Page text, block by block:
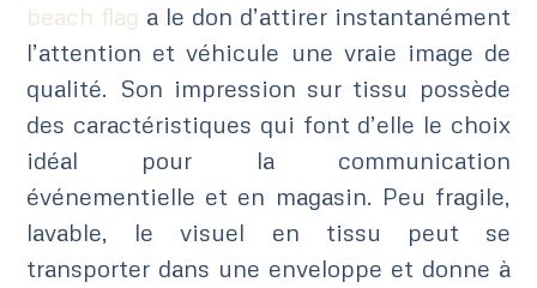
beach flag a le don d’attirer instantanément
l’attention et véhicule une vraie image de
qualité. Son impression sur tissu possède
des caractéristiques qui font d’elle le choix
idéal pour la communication
événementielle et en magasin. Peu fragile,
lavable, le visuel en tissu peut se
transporter dans une enveloppe et donne à